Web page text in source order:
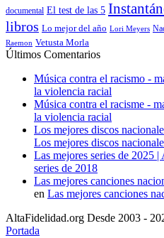
documental El test de las 5
libros Lo mejor del año Lori Meyers
Raemon Vetusta Morla
Últimos Comentarios
Música contra el racismo -
la violencia racial
Música contra el racisme -
la violencia racial
Los mejores discos
Los mejores discos
Las mejores series de 2025
series de 2018
Las mejores canciones
en Las mejores canciones
AltaFidelidad.org Desde 2003 -
Portada